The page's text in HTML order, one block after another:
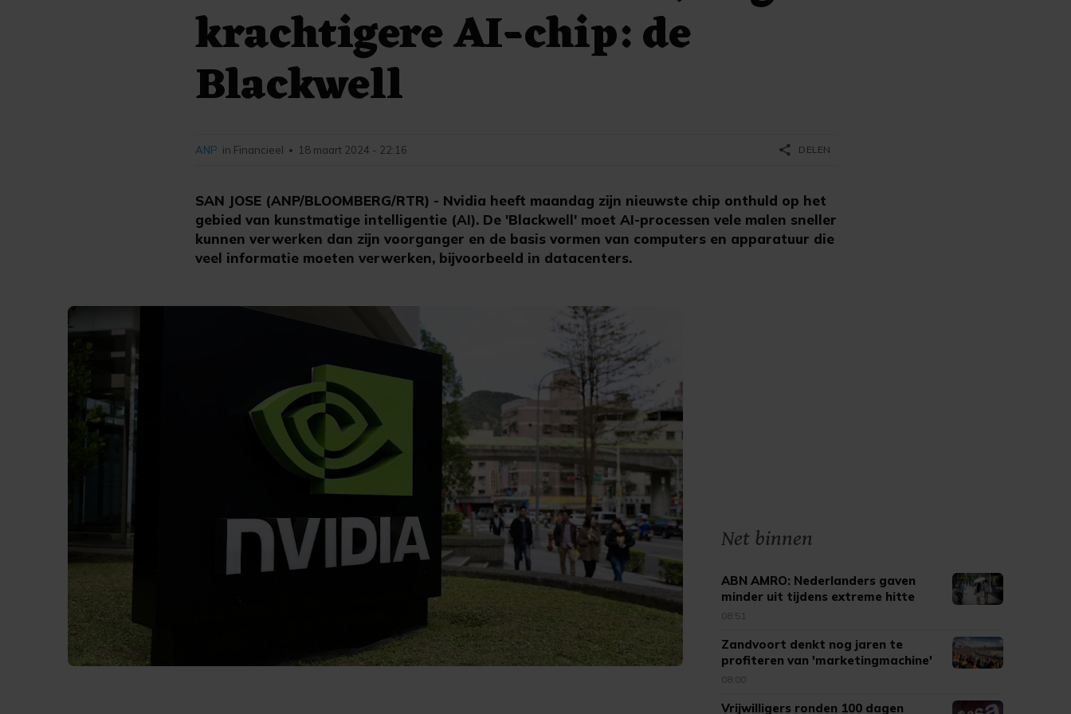
krachtigere AI-chip: de
Blackwell
SAN JOSE (ANP/BLOOMBERG/RTR) - Nvidia heeft maandag zijn nieuwste chip onthuld op het
gebied van kunstmatige intelligentie (AI). De 'Blackwell' moet AI-processen vele malen sneller
kunnen verwerken dan zijn voorganger en de basis vormen van computers en apparatuur die
veel informatie moeten verwerken, bijvoorbeeld in datacenters.
ANP in Financieel • 18 maart 2024 - 22:16 share DELEN
Net binnen
ABN AMRO: Nederlanders gaven
minder uit tijdens extreme hitte
08:51
Zandvoort denkt nog jaren te
profiteren van 'marketingmachine'
F1
08:00
Vrijwilligers ronden 100 dagen